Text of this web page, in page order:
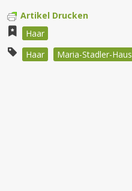
Artikel Drucken
Haar
Haar
Maria-Stadler-Haus